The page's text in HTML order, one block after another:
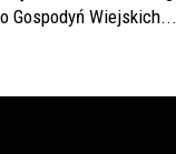
Gospodyń Wiejskich...